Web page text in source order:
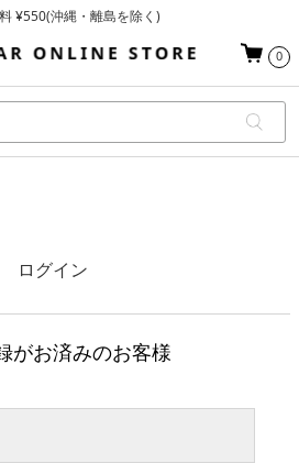
¥550(沖縄・離島を除く)
合計¥3,980以上で送料無料
0
ログイン
がお済みのお客様